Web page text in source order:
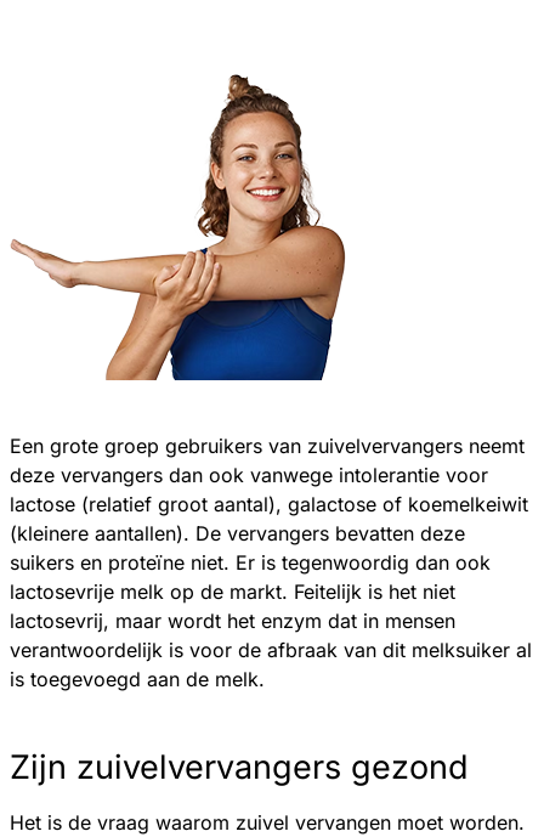
Een grote groep gebruikers van zuivelvervangers neemt
deze vervangers dan ook vanwege intolerantie voor
lactose (relatief groot aantal), galactose of koemelkeiwit
(kleinere aantallen). De vervangers bevatten deze
suikers en proteïne niet. Er is tegenwoordig dan ook
lactosevrije melk op de markt. Feitelijk is het niet
lactosevrij, maar wordt het enzym dat in mensen
verantwoordelijk is voor de afbraak van dit melksuiker al
is toegevoegd aan de melk.
Zijn zuivelvervangers gezond
Het is de vraag waarom zuivel vervangen moet worden.